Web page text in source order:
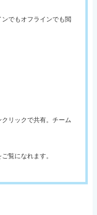
でもオフラインでも閲
リックで共有。チーム
覧になれます。